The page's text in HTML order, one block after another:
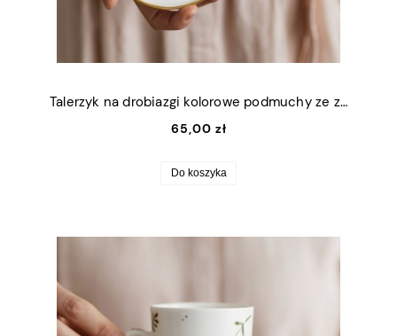
Talerzyk na drobiazgi kolorowe podmuchy ze złotym rantem 11x9cm (S)
65,00 zł
Do koszyka